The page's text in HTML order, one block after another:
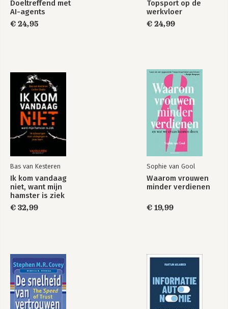
Doeltreffend met
AI-agents
€ 24,95
Topsport op de
werkvloer
€ 24,99
Bas van Kesteren
Ik kom vandaag
niet, want mijn
hamster is ziek
€ 32,99
Sophie van Gool
Waarom vrouwen
minder verdienen
€ 19,99